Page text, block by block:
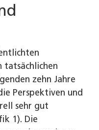
tatsächlichen
zehn Jahre
Perspektiven und
sehr gut
1). Die